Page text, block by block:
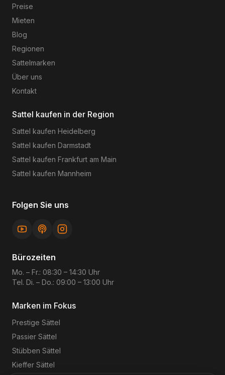
Preise
Mieten
Blog
Regionen
Sattelmarken
Über uns
Kontakt
Sattel kaufen in der Region
Sattel kaufen Heidelberg
Sattel kaufen Darmstadt
Sattel kaufen Frankfurt am Main
Sattel kaufen Mannheim
Folgen Sie uns
Bürozeiten
Mo. – Fr.: 08:30 – 14:30 Uhr
Tel. Di. – Do.: 09:00 – 13:00 Uhr
Marken im Fokus
Prestige Sättel
Passier Sättel
Stübben Sättel
Kieffer Sättel